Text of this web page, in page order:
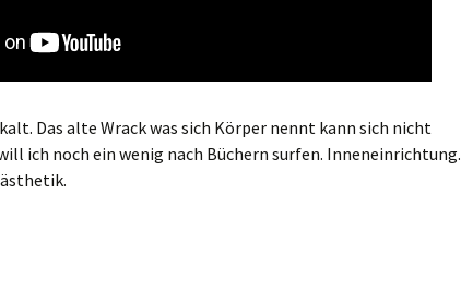
Das alte Wrack was sich Körper nennt kann sich nicht
ich noch ein wenig nach Büchern surfen. Inneneinrichtung.